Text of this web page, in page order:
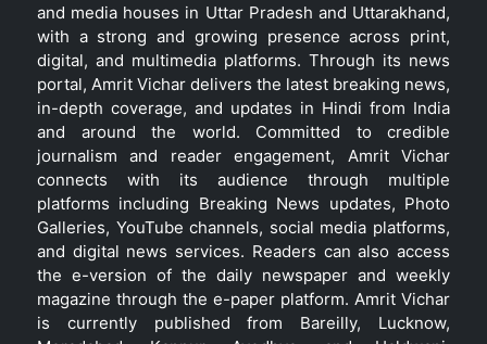
and media houses in Uttar Pradesh and Uttarakhand,
with a strong and growing presence across print,
digital, and multimedia platforms. Through its news
portal, Amrit Vichar delivers the latest breaking news,
in-depth coverage, and updates in Hindi from India
and around the world. Committed to credible
journalism and reader engagement, Amrit Vichar
connects with its audience through multiple
platforms including Breaking News updates, Photo
Galleries, YouTube channels, social media platforms,
and digital news services. Readers can also access
the e-version of the daily newspaper and weekly
magazine through the e-paper platform. Amrit Vichar
is currently published from Bareilly, Lucknow,